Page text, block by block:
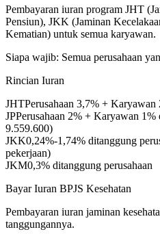
Pembayaran iuran program JHT
Pensiun), JKK (Jaminan
Kematian) untuk semua karyawan.
Siapa wajib: Semua perusahaan
Rincian Iuran
JHTPerusahaan 3,7% + Karyawan
JPPerusahaan 2% + Karyawan 1%
9.559.600)
JKK0,24%-1,74% ditanggung
pekerjaan)
JKM0,3% ditanggung perusahaan
Bayar Iuran BPJS Kesehatan
Pembayaran iuran jaminan
tanggungannya.